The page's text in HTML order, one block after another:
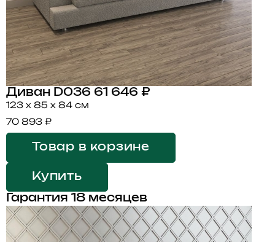
Диван D036 61 646 ₽
123 x 85 x 84 см
70 893 ₽
Товар в корзине
Купить
Гарантия 18 месяцев